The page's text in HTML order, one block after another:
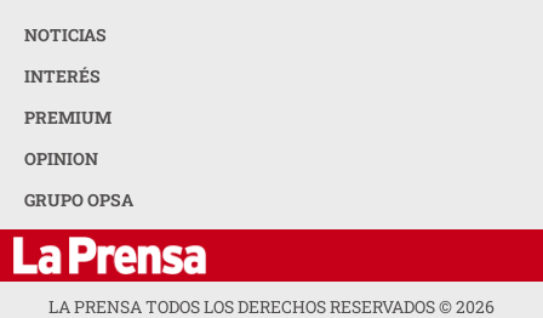
NOTICIAS
INTERÉS
PREMIUM
OPINION
GRUPO OPSA
LA PRENSA TODOS LOS DERECHOS RESERVADOS ©2026